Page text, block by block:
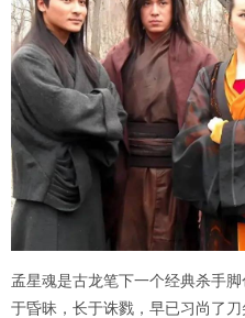
孟星魂是古龙笔下一个经典杀手
于昏昧，长于诛戮，早已习尚了